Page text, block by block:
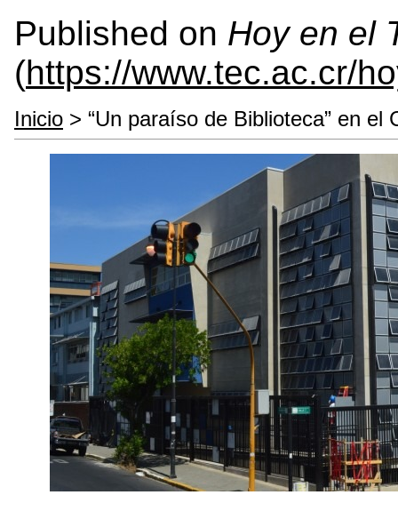
Published on Hoy en el
(https://www.tec.ac.cr/
Inicio > “Un paraíso de Biblioteca” en